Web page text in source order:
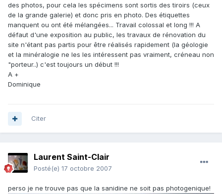
des photos, pour cela les spécimens sont sortis des tiroirs (ceux
de la grande galerie) et donc pris en photo. Des étiquettes
manquent ou ont été mélangées... Travail colossal et long !!! A
défaut d'une exposition au public, les travaux de rénovation du
site n'étant pas partis pour être réalisés rapidement (la géologie
et la minéralogie ne les les intéressent pas vraiment, créneau non
"porteur..) c'est toujours un début !!!
A +
Dominique
Citer
Laurent Saint-Clair
Posté(e) 17 octobre 2007
perso je ne trouve pas que la sanidine ne soit pas photogenique!